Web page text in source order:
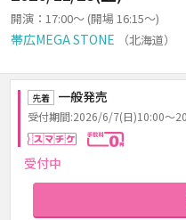
開演：17:00～ (開場 16:15～)
帯広MEGA STONE （北海道）
先着 一般発売
受付期間:2026/6/7(日)10:00～
スマチケ
受付中